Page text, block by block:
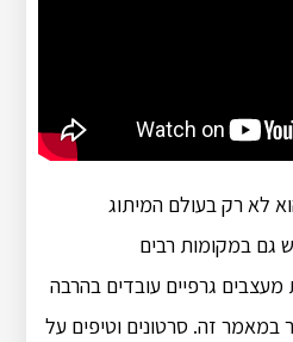
לא רק בעולם המיתוג
גם במקומות רבים
מעצבים גרפיים עובדים בהרבה
במאמר זה. סרטונים וטיפים על